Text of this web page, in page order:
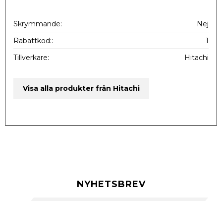
Skrymmande
Nej
Rabattkod:
1
Tillverkare
Hitachi
Visa alla produkter från Hitachi
NYHETSBREV